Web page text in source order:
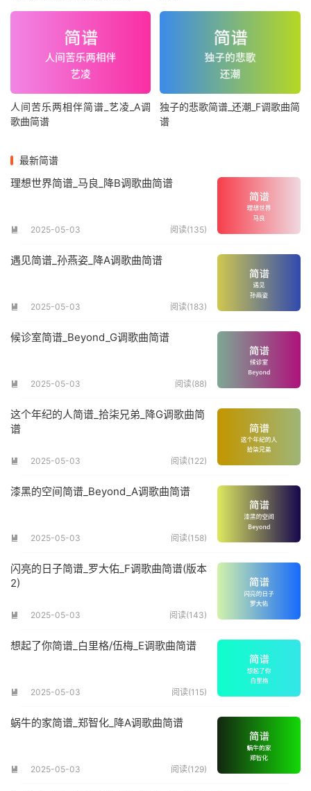
人间苦乐两相伴简谱_艺凌_A调
歌曲简谱
独子的悲歌简谱_还潮_F调歌曲简
谱
最新简谱
理想世界简谱_马良_降B调歌曲简谱
 2025-05-03 阅读(135)
遇见简谱_孙燕姿_降A调歌曲简谱
 2025-05-03 阅读(183)
候诊室简谱_Beyond_G调歌曲简谱
 2025-05-03 阅读(88)
这个年纪的人简谱_拾柒兄弟_降G调歌曲简
谱
 2025-05-03 阅读(122)
漆黑的空间简谱_Beyond_A调歌曲简谱
 2025-05-03 阅读(158)
闪亮的日子简谱_罗大佑_F调歌曲简谱(版本
2)
 2025-05-03 阅读(143)
想起了你简谱_白里格/伍梅_E调歌曲简谱
 2025-05-03 阅读(115)
蜗牛的家简谱_郑智化_降A调歌曲简谱
 2025-05-03 阅读(129)